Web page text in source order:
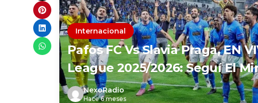
Internacional
Pafos FC Vs Slavia Praga, EN
League 2025/2026: Seguí El
NexoRadio
Hace 6 meses